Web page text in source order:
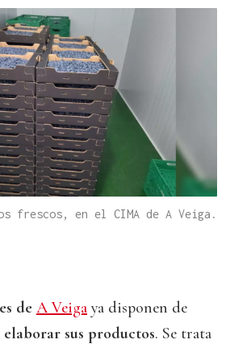
frescos, en el CIMA de A Veiga.
de A Veiga ya disponen de
sus productos. Se trata